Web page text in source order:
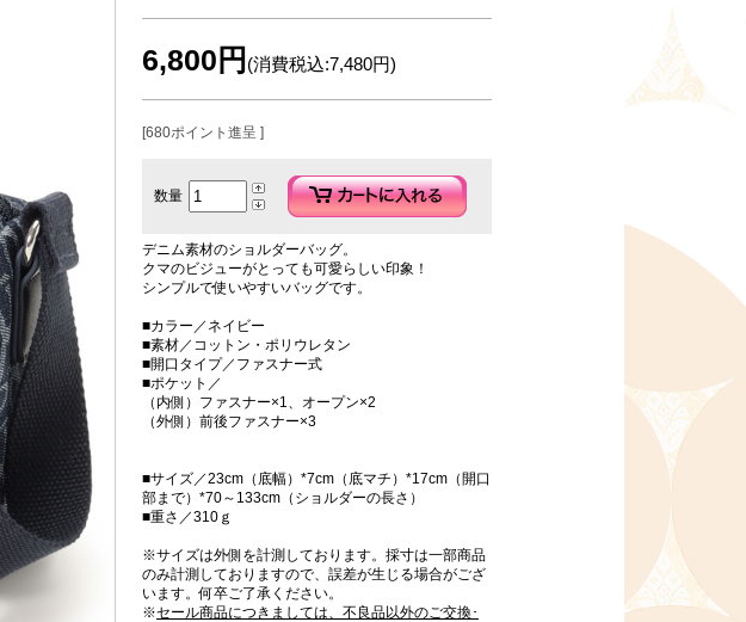
デニム素材のショルダーバッグ。
クマのビジューがとっても可愛らしい印象！
シンプルで使いやすいバッグです。
■カラー／ネイビー
■素材／コットン・ポリウレタン
■開口タイプ／ファスナー式
■ポケット／
（内側）ファスナー×1、オープン×2
（外側）前後ファスナー×3
■サイズ／23cm（底幅）*7cm（底マチ）*17cm（開口
部まで）*70～133cm（ショルダーの長さ）
■重さ／310ｇ
※サイズは外側を計測しております。採寸は一部商品
のみ計測しておりますので、誤差が生じる場合がござ
います。何卒ご了承ください。
※セール商品につきましては、不良品以外のご交換･
6,800円 (消費税込:7,480円)
[680ポイント進呈 ]
数量